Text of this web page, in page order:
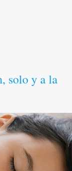
solo y a la